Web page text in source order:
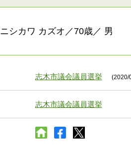
ニシカワ カズオ／70歳／ 男
志木市議会議員選挙 (2020/
志木市議会議員選挙